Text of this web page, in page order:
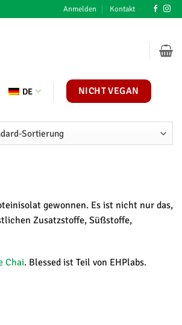
Anmelden Kontakt
DE NICHT VEGAN
gewonnen. Es ist nicht nur das,
Zusatzstoffe, Süßstoffe,
Chai. Blessed ist Teil von EHPlabs.